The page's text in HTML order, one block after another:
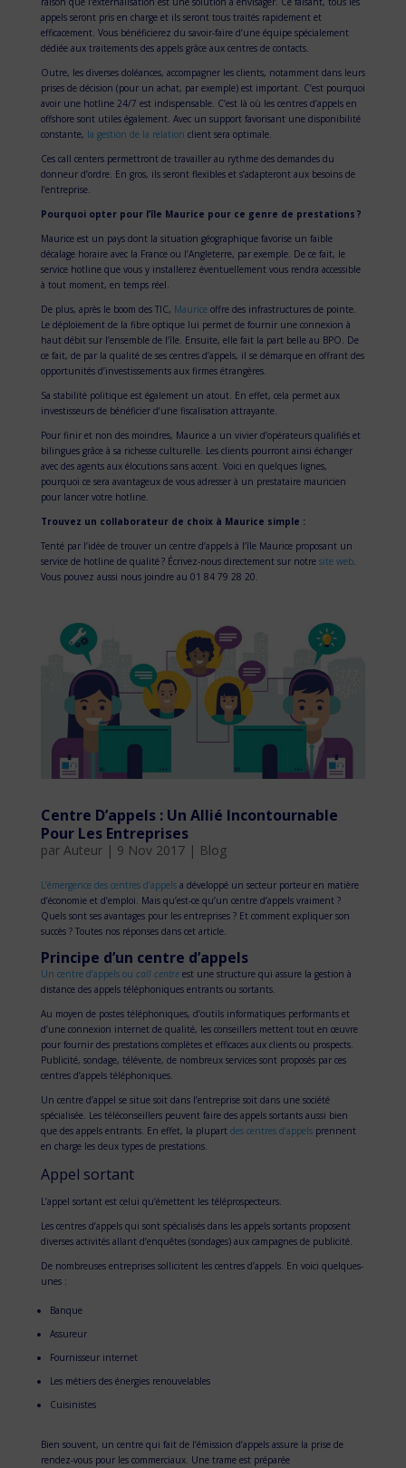
appels seront pris en charge et ils seront tous traités rapidement et
efficacement. Vous bénéficierez du savoir-faire d’une équipe spécialement
dédiée aux traitements des appels grâce aux centres de contacts.
Outre, les diverses doléances, accompagner les clients, notamment dans leurs
prises de décision (pour un achat, par exemple) est important. C’est pourquoi
avoir une hotline 24/7 est indispensable. C’est là où les centres d’appels en
offshore sont utiles également. Avec un support favorisant une disponibilité
constante, la gestion de la relation client sera optimale.
Ces call centers permettront de travailler au rythme des demandes du
donneur d’ordre. En gros, ils seront flexibles et s’adapteront aux besoins de
l’entreprise.
Pourquoi opter pour l’île Maurice pour ce genre de prestations ?
Maurice est un pays dont la situation géographique favorise un faible
décalage horaire avec la France ou l’Angleterre, par exemple. De ce fait, le
service hotline que vous y installerez éventuellement vous rendra accessible
à tout moment, en temps réel.
De plus, après le boom des TIC, Mauriceoffre des infrastructures de pointe.
Le déploiement de la fibre optique lui permet de fournir une connexion à
haut débit sur l’ensemble de l’île. Ensuite, elle fait la part belle au BPO. De
ce fait, de par la qualité de ses centres d’appels, il se démarque en offrant des
opportunités d’investissements aux firmes étrangères.
Sa stabilité politique est également un atout. En effet, cela permet aux
investisseurs de bénéficier d’une fiscalisation attrayante.
Pour finir et non des moindres, Maurice a un vivier d’opérateurs qualifiés et
bilingues grâce à sa richesse culturelle. Les clients pourront ainsi échanger
avec des agents aux élocutions sans accent. Voici en quelques lignes,
pourquoi ce sera avantageux de vous adresser à un prestataire mauricien
pour lancer votre hotline.
Trouvez un collaborateur de choix à Maurice simple :
Tenté par l’idée de trouver un centre d’appels à l’île Maurice proposant un
service de hotline de qualité ? Écrivez-nous directement sur notre site web.
Vous pouvez aussi nous joindre au 01 84 79 28 20.
Centre D’appels : Un Allié Incontournable
Pour Les Entreprises
par Auteur| 9 Nov 2017| Blog
L’émergence des centres d’appelsa développé un secteur porteur en matière
d’économie et d’emploi. Mais qu’est-ce qu’un centre d’appels vraiment ?
Quels sont ses avantages pour les entreprises ? Et comment expliquer son
succès ? Toutes nos réponses dans cet article.
Principe d’un centre d’appels
Un centre d’appels ou call centreest une structure qui assure la gestion à
distance des appels téléphoniques entrants ou sortants.
Au moyen de postes téléphoniques, d’outils informatiques performants et
d’une connexion internet de qualité, les conseillers mettent tout en œuvre
pour fournir des prestations complètes et efficaces aux clients ou prospects.
Publicité, sondage, télévente, de nombreux services sont proposés par ces
centres d’appels téléphoniques.
Un centre d’appel se situe soit dans l’entreprise soit dans une société
spécialisée. Les téléconseillers peuvent faire des appels sortants aussi bien
que des appels entrants. En effet, la plupartdes centres d’appels prennent
en charge les deux types de prestations.
Appel sortant
L’appel sortant est celui qu’émettent les téléprospecteurs.
Les centres d’appels qui sont spécialisés dans les appels sortants proposent
diverses activités allant d’enquêtes (sondages) aux campagnes de publicité.
De nombreuses entreprises sollicitent les centres d’appels. En voici quelques-
unes :
Banque
Assureur
Fournisseur internet
Les métiers des énergies renouvelables
Cuisinistes
Bien souvent, un centre qui fait de l’émission d’appels assure la prise de
rendez-vous pour les commerciaux. Une trame est préparée